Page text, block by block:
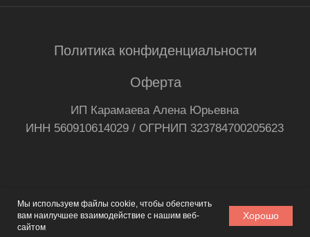
Мы используем файлы cookie, чтобы обеспечить
вам наилучшее взаимодействие с нашим веб-
сайтом
Хорошо